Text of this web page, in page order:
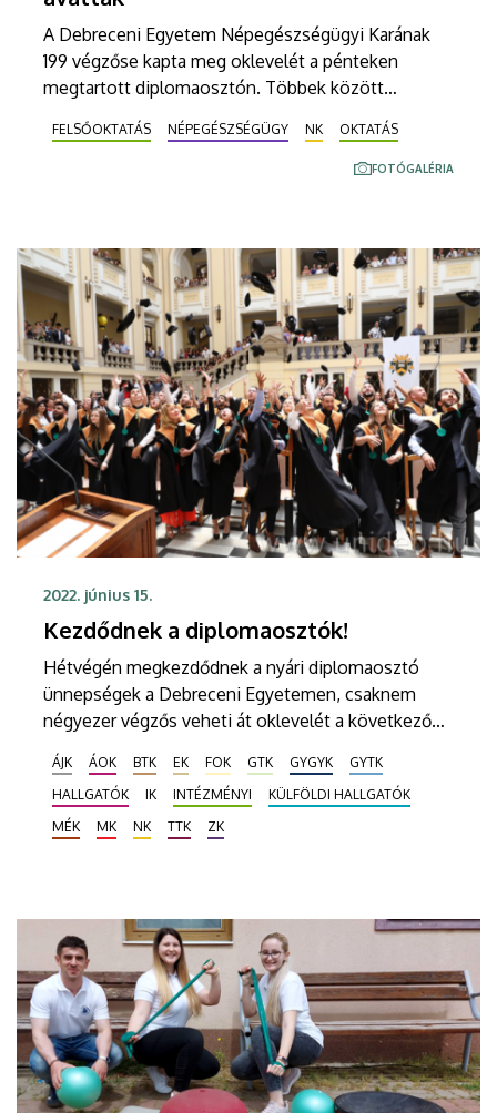
A Debreceni Egyetem Népegészségügyi Karának
199 végzőse kapta meg oklevelét a pénteken
megtartott diplomaosztón. Többek között
népegészségügyi ellenőrök, gyógytornászok,
dietetikusok, népegészségügyi, egészségügyi
menedzserek tettek esküt a Díszudvaron rendezett
FELSŐOKTATÁS NÉPEGÉSZSÉGÜGY NK OKTATÁS
FOTÓGALÉRIA
2022. június 15.
Kezdődnek a diplomaosztók!
Hétvégén megkezdődnek a nyári diplomaosztó
ünnepségek a Debreceni Egyetemen, csaknem
négyezer végzős veheti át oklevelét a következő
órai kezdettel a Gazdaságtudományi Kar végzett
hallgatói veszik át oklevelüket a Főépület
Díszudvarán.
ÁJK ÁOK BTK EK FOK GTK GYGYK
GYTK
HALLGATÓK
IK INTÉZMÉNYI
KÜLFÖLDI HALLGATÓK
MÉK
MK NK TTK ZK